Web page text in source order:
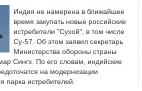
Индия не намерена в ближайшее
время закупать новые российские
истребители "Сухой", в том числе
Су-57. Об этом заявил секретарь
Министерства обороны страны
Сингх. По его словам, индийские
на модернизации
парка истребителей.